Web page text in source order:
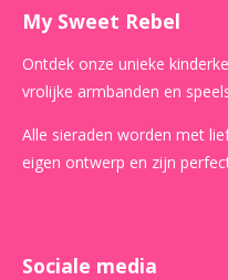
My Sweet Rebel
Ontdek onze unieke
vrolijke armbanden en
Alle sieraden worden met
eigen ontwerp en zijn
Sociale media